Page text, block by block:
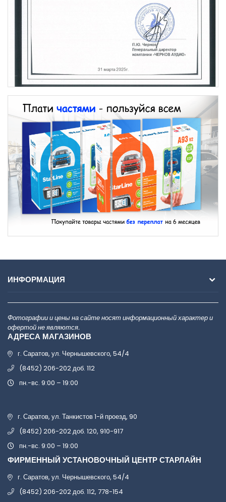
ИНФОРМАЦИЯ
Фотографии и цены на сайте носят информационный характер и
офертой не являются.
АДРЕСА МАГАЗИНОВ
г. Саратов, ул. Чернышевского, 54/4
(8452) 206-202 доб. 112
пн.-вс. 9:00 – 19:00
г. Саратов, ул. Танкистов 1-й проезд, 90
(8452) 206-202 доб. 120, 910-917
пн.-вс. 9:00 – 19:00
ФИРМЕННЫЙ УСТАНОВОЧНЫЙ ЦЕНТР СТАРЛАЙН
г. Саратов, ул. Чернышевского, 54/4
(8452) 206-202 доб. 112, 778-154